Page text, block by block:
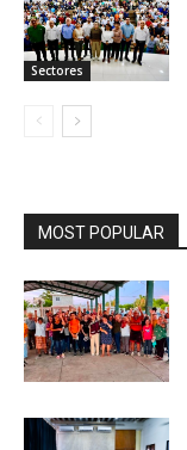
Sectores
MOST POPULAR